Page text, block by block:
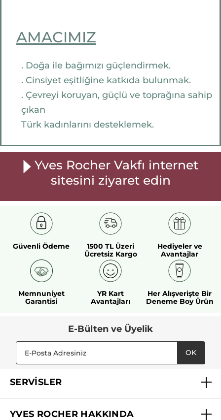
AMACIMIZ
. Doğa ile bağımızı güçlendirmek.
. Cinsiyet eşitliğine katkıda bulunmak.
. Çevreyi koruyan, güçlü ve toprağına sahip
çıkan
Türk kadınlarını desteklemek.
Yves Rocher Vakfı internet
sitesini ziyaret edin
Güvenli Ödeme
1500 TL Üzeri
Ücretsiz Kargo
Hediyeler ve
Avantajlar
Memnuniyet
Garantisi
YR Kart
Avantajları
Her Alışverişte Bir
Deneme Boy Ürün
E-Bülten ve Üyelik
OK
SERVİSLER
YVES ROCHER HAKKINDA